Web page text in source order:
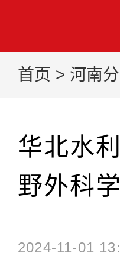
首页 > 河南
华北水
野外科
2024-11-01